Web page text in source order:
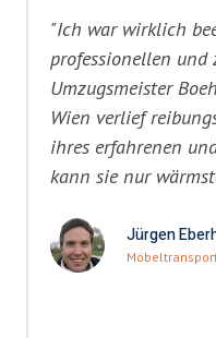
"Ich war wirklich
professionellen und
Umzugsmeister
Wien verlief
ihres erfahrenen
kann sie nur
Jürgen